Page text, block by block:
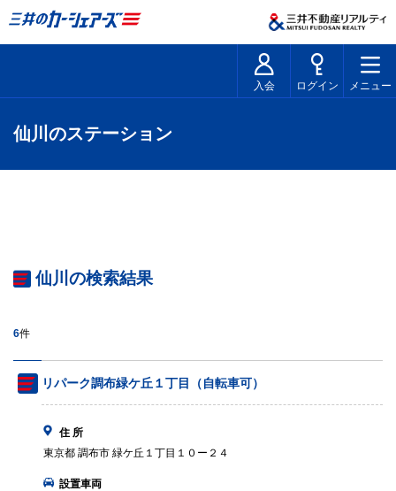
入会 ログイン メニュー
仙川のステーション
仙川の検索結果
6件
リパーク調布緑ケ丘１丁目（自転車可）
住 所
東京都 調布市 緑ケ丘１丁目１０ー２４
設置車両